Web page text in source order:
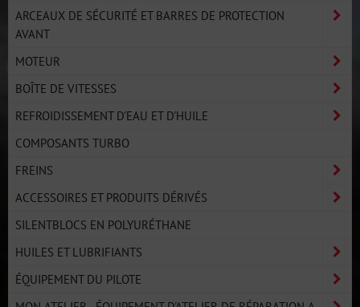
ARCEAUX DE SÉCURITÉ ET BARRES DE PROTECTION
AVANT
MOTEUR
BOÎTE DE VITESSES
REFROIDISSEMENT D'EAU ET D'HUILE
COMPOSANTS TURBO
FREINS
ACCESSOIRES ET PRODUITS DÉRIVÉS
SILENTBLOCS EN POLYURÉTHANE
HUILES ET LUBRIFIANTS
ÉQUIPEMENT DU PILOTE